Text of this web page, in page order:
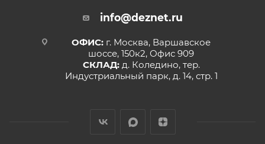
info@deznet.ru
ОФИС: г. Москва, Варшавское
шоссе, 150к2, Офис 909
СКЛАД: д. Коледино, тер.
Индустриальный парк, д. 14, стр. 1